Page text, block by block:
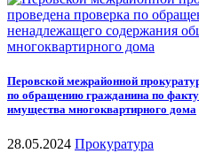
Перовской межрайонной
по обращению гражданина по
имущества многоквартирного дома
28.05.2024 Прокуратура